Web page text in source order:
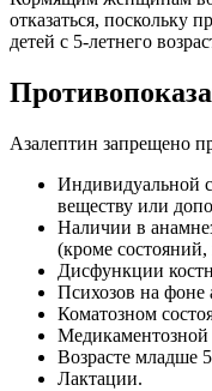
отказаться, поскольку
детей с 5-летнего
Азалептин запрещено
Индивидуальной
веществу или
Наличии в
(кроме
Дисфункции
Психозов на фоне
Коматозном
Возрасте младше
Лактации.